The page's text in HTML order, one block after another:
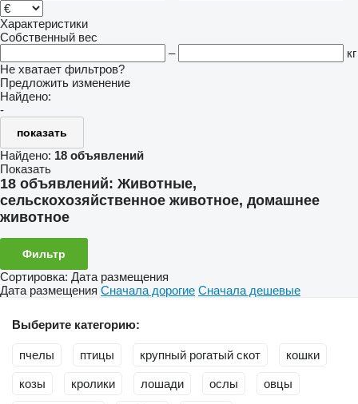
Характеристики
Собственный вес
–
кг
Не хватает фильтров?
Предложить изменение
Найдено:
-
показать
Найдено: 18 объявлений
Показать
18 объявлений: Животные,
сельскохозяйственное животное, домашнее
животное
Фильтр
Сортировка: Дата размещения
Дата размещения Сначала дорогие Сначала дешевые
Выберите категорию:
пчелы птицы крупный рогатый скот кошки
козы кролики лошади ослы овцы